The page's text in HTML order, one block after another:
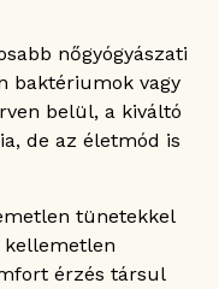
nőgyógyászati
baktériumok vagy
belül, a kiváltó
de az életmód is
tünetekkel
kellemetlen
érzés társul